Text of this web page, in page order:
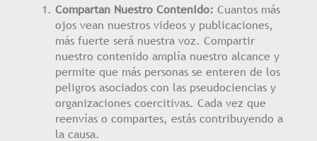
Compartan Nuestro Contenido: Cuantos más
ojos vean nuestros videos y publicaciones,
más fuerte será nuestra voz. Compartir
nuestro contenido amplía nuestro alcance y
permite que más personas se enteren de los
peligros asociados con las pseudociencias y
organizaciones coercitivas. Cada vez que
reenvías o compartes, estás contribuyendo a
la causa.